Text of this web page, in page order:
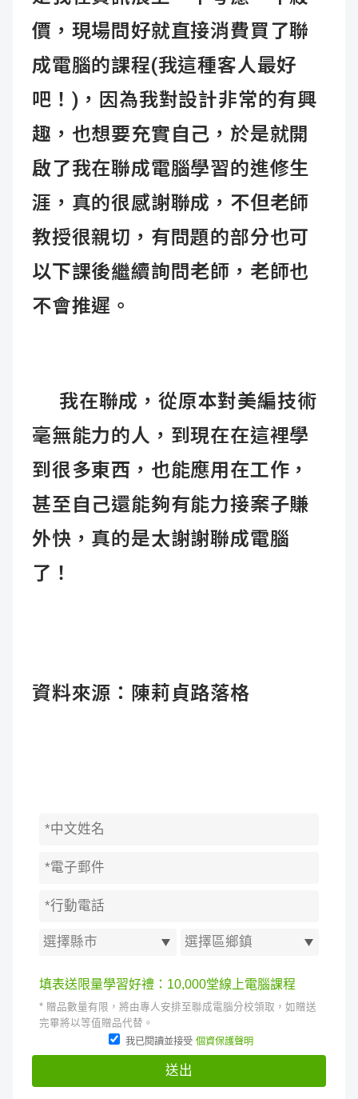
價，現場問好就直接消費買了聯
成電腦的課程(我這種客人最好
吧！)， 因為我對設計非常的有興
趣，也想要充實自己，於是就開
啟了我在聯成電腦學習的進修生
涯，真的很感謝聯成，不但老師
教授很親切， 有問題的部分也可
以下課後繼續詢問老師，老師也
不會推遲。
我在聯成，從原本對美編技術
毫無能力的人，到現在在這裡學
到很多東西， 也能應用在工作，
甚至自己還能夠有能力接案子賺
外快，真的是太謝謝聯成電腦
了！
資料來源： 陳莉貞路落格